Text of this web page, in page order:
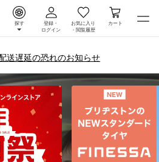
探す
登録・
ログイン
お気に入り
・ 閲覧履歴
カート
送遅延の恐れのお知らせ
イール通販 |